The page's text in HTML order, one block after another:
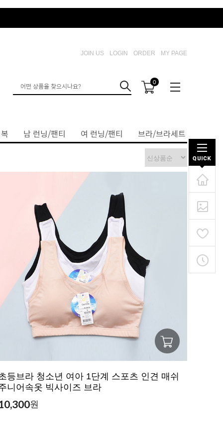
JOIN US LOGIN ORDER MY PAGE
0
남 런닝/팬티 여 런닝/팬티 브라/브라세트
등브라 청소년 여아 1단계 스포츠 인견 매쉬
니어속옷 빅사이즈 브라
원